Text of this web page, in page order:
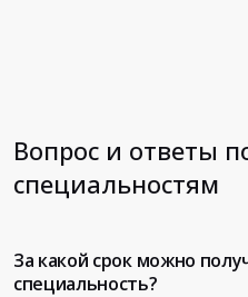
Вопрос и ответы
специальностям
За какой срок можно
специальность?